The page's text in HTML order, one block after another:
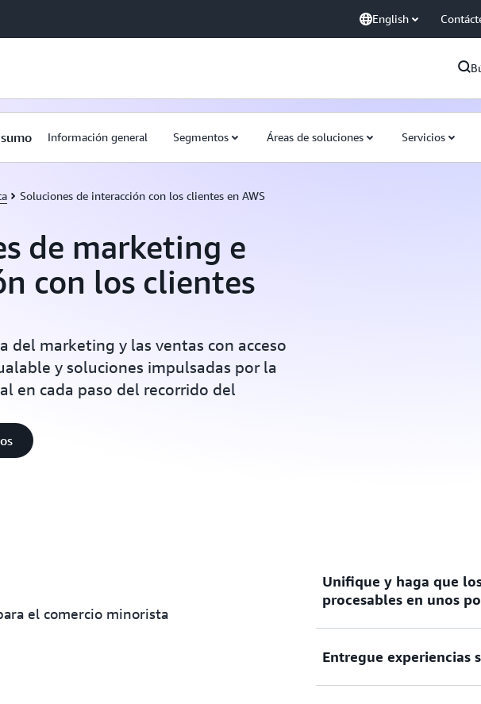
English
Información general Segmentos Áreas de soluciones Servicios
Soluciones de interacción con los clientes en AWS
de marketing e
con los clientes
del marketing y las ventas con acceso
y soluciones impulsadas por la
en cada paso del recorrido del
el comercio minorista
Unifique y haga que
procesables en unos
Unifique los datos de
Entregue experiencias